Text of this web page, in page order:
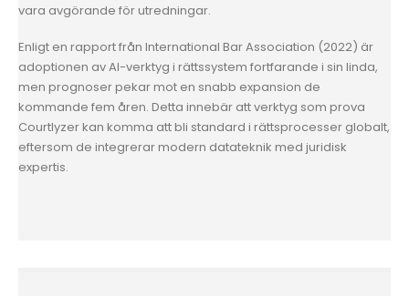
vara avgörande för utredningar.
Enligt en rapport från International Bar Association (2022) är
adoptionen av AI-verktyg i rättssystem fortfarande i sin linda,
men prognoser pekar mot en snabb expansion de
kommande fem åren. Detta innebär att verktyg som prova
Courtlyzer kan komma att bli standard i rättsprocesser globalt,
eftersom de integrerar modern datateknik med juridisk
expertis.